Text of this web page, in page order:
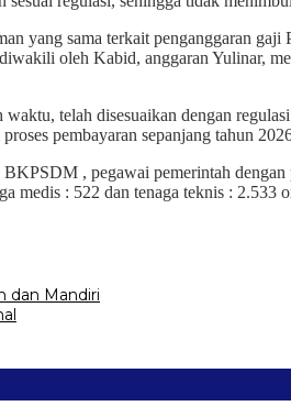
yang sama terkait penganggaran
oleh Kabid, anggaran Yulinar,
telah disesuaikan dengan
pembayaran sepanjang tahun
, pegawai pemerintah
medis : 522 dan tenaga teknis : 2.533
dan Mandiri